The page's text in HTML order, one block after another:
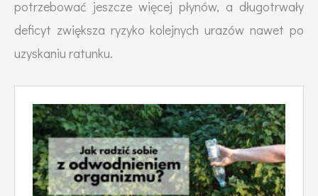
potrzebować jeszcze więcej płynów, a długotrwały
deficyt zwiększa ryzyko kolejnych urazów nawet po
uzyskaniu ratunku.